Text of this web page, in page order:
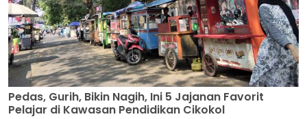
Pedas, Gurih, Bikin Nagih, Ini 5 Jajanan Favorit
Pelajar di Kawasan Pendidikan Cikokol